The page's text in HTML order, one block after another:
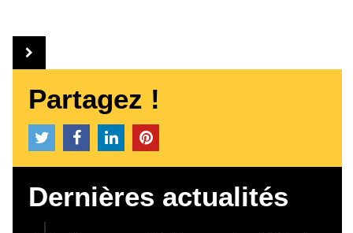
Partagez !
Dernières actualités